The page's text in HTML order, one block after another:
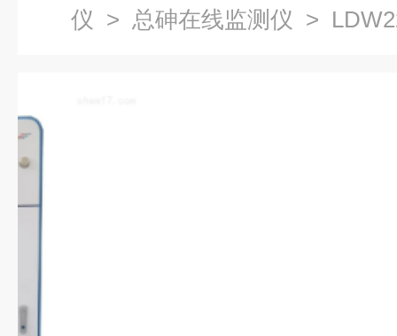
仪 > 总砷在线监测仪 >